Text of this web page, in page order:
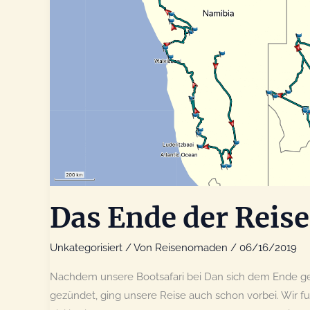
Das Ende der Reise
Unkategorisiert / Von Reisenomaden / 06/16/2019
Nachdem unsere Bootsafari bei Dan sich dem Ende
gezündet, ging unsere Reise auch schon vorbei. Wir